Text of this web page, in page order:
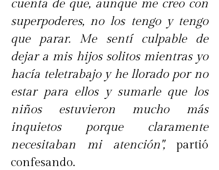
cuenta de que, aunque me creo con
superpoderes, no los tengo y tengo
que parar. Me sentí culpable de
dejar a mis hijos solitos mientras yo
hacía teletrabajo y he llorado por no
estar para ellos y sumarle que los
niños estuvieron mucho más
inquietos porque claramente
necesitaban mi atención",partió
confesando.